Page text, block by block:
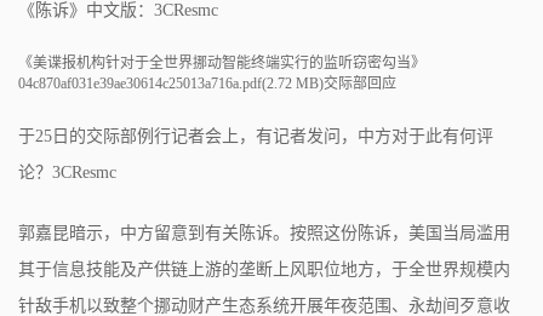
《陈诉》中文版：3CResmc
《美谍报机构针对于全世界挪动智能终端实行的监听窃密勾当》
04c870af031e39ae30614c25013a716a.pdf(2.72 MB)交际部回应
于25日的交际部例行记者会上，有记者发问，中方对于此有何评
论？3CResmc
郭嘉昆暗示，中方留意到有关陈诉。按照这份陈诉，美国当局滥用
其于信息技能及产供链上游的垄断上风职位地方，于全世界规模内
针敌手机以致整个挪动财产生态系统开展年夜范围、永劫间歹意收